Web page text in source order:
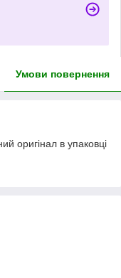
Умови повернення
оригінал в упаковці